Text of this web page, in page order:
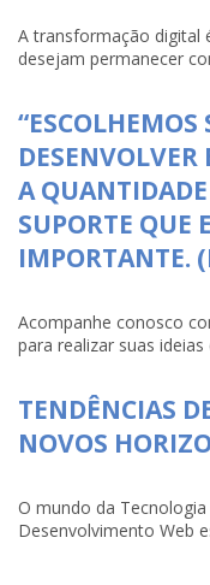
A transformação digital
desejam permanecer
“ESCOLHEMOS
A
SUPORTE QUE
IMPORTANTE.
Acompanhe conosco
para realizar suas
TENDÊNCIAS
NOVOS
O mundo da
Desenvolvimento Web